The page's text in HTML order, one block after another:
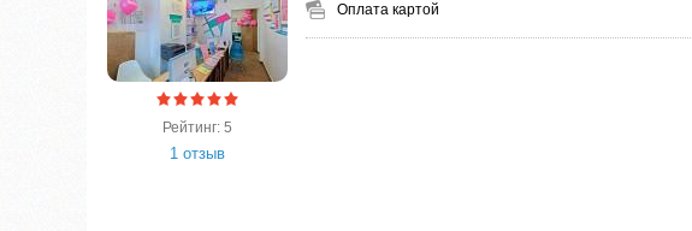
Рейтинг: 5
1 отзыв
Оплата картой